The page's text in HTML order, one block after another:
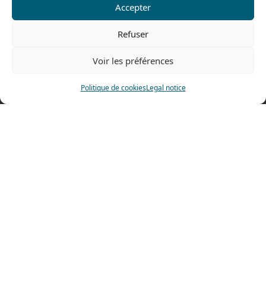
Accepter
Refuser
Voir les préférences
Politique de cookiesLegal notice
Contact us
69400 Villefranche sur Saône